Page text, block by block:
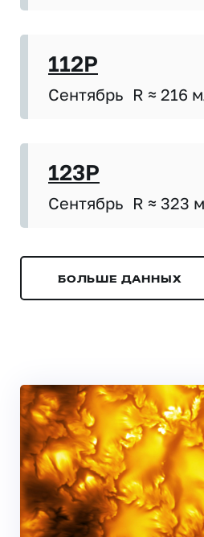
112P
Сентябрь R ≈ 216
123P
Сентябрь R ≈ 323
БОЛЬШЕ ДАННЫХ